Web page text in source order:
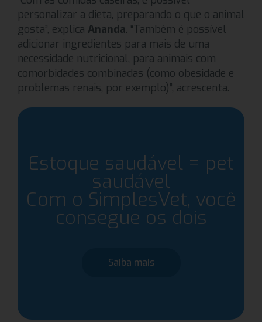
personalizar a dieta, preparando o que o animal
gosta”, explica Ananda. “Também é possível
adicionar ingredientes para mais de uma
necessidade nutricional, para animais com
comorbidades combinadas (como obesidade e
problemas renais, por exemplo)”, acrescenta.
Estoque saudável = pet
saudável
Com o SimplesVet, você
consegue os dois
Saiba mais